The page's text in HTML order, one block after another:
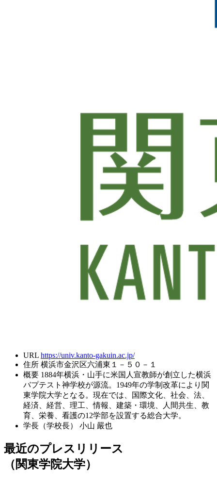
URL https://univ.kanto-gakuin.ac.jp/
住所 横浜市金沢区六浦東１－５０－１
概要 1884年横浜・山手に米国人宣教師が創立した横浜
バプテスト神学校が源流。1949年の学制改革により関
東学院大学となる。現在では、国際文化、社会、法、
経済、経営、理工、情報、建築・環境、人間共生、教
育、栄養、看護の12学部を設置する総合大学。
学長（学校長）
小山 嚴也
最近のプレスリリース
（関東学院大学）